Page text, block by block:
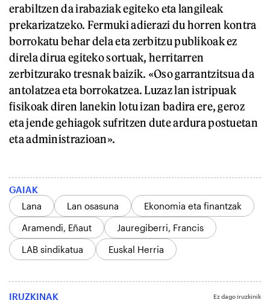
erabiltzen da irabaziak egiteko eta langileak
prekarizatzeko. Fermuki adierazi du horren kontra
borrokatu behar dela eta zerbitzu publikoak ez
direla dirua egiteko sortuak, herritarren
zerbitzurako tresnak baizik. «Oso garrantzitsua da
antolatzea eta borrokatzea. Luzaz lan istripuak
fisikoak diren lanekin lotu izan badira ere, geroz
eta jende gehiagok sufritzen dute ardura postuetan
eta administrazioan».
GAIAK
Lana
Lan osasuna
Ekonomia eta finantzak
Aramendi, Eñaut
Jauregiberri, Francis
LAB sindikatua
Euskal Herria
IRUZKINAK Ez dago iruzkinik